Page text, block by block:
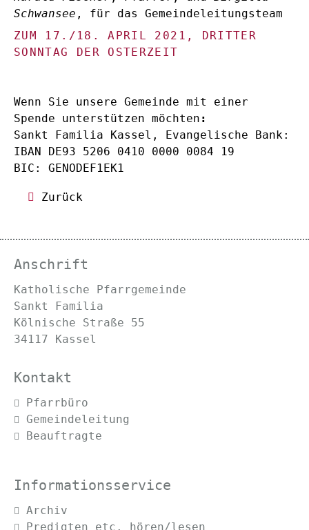
Schwansee , für das Gemeindeleitungsteam
ZUM 17./18. APRIL 2021, DRITTER
SONNTAG DER OSTERZEIT
Wenn Sie unsere Gemeinde mit einer
Spende unterstützen möchten :
Sankt Familia Kassel, Evangelische Bank:
IBAN DE93 5206 0410 0000 0084 19
BIC: GENODEF1EK1
Zurück
Anschrift
Katholische Pfarrgemeinde
Sankt Familia
Kölnische Straße 55
34117 Kassel
Kontakt
Navigation
überspringen
Pfarrbüro
Gemeindeleitung
Beauftragte
Informationsservice
Navigation
überspringen
Archiv
Predigten etc. hören/lesen